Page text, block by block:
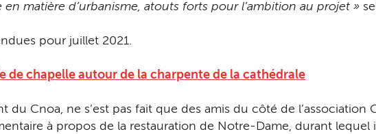
matière d’urbanisme, atouts forts pour l’ambition au projet »
pour juillet 2021.
de chapelle autour de la charpente de la cathédrale
du Cnoa, ne s’est pas fait que des amis du côté de l’association
à propos de la restauration de Notre-Dame, durant lequel